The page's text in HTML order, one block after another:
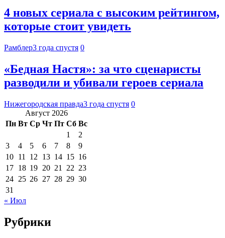
4 новых сериала с высоким рейтингом,
которые стоит увидеть
Рамблер3 года спустя 0
«Бедная Настя»: за что сценаристы
разводили и убивали героев сериала
Нижегородская правда3 года спустя 0
Август 2026
Пн Вт Ср Чт Пт Сб Вс
1
2
3
4 5 6 7 8
9
10 11 12 13 14 15 16
17 18 19 20 21 22 23
24 25 26 27 28 29 30
31
« Июл
Рубрики